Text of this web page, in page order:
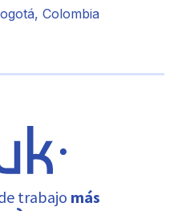
Colombia
trabajo más